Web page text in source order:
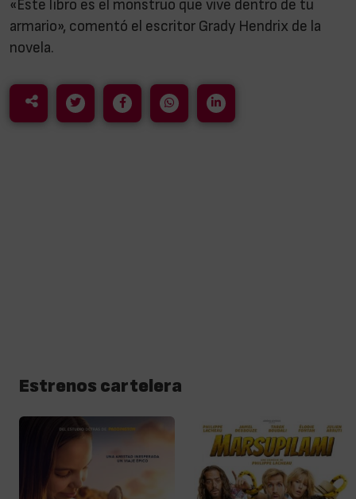
«Este libro es el monstruo que vive dentro de tu
armario», comentó el escritor Grady Hendrix de la
novela.
Estrenos cartelera